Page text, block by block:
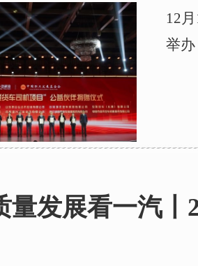
12
举
量发展看一汽丨